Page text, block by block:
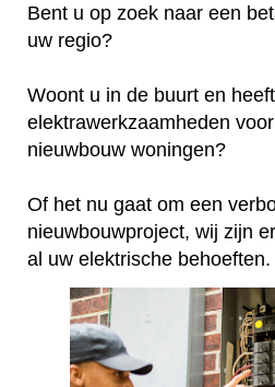
Bent u op zoek naar een
uw regio?
Woont u in de buurt en
elektrawerkzaamheden
nieuwbouw woningen?
Of het nu gaat om een
nieuwbouwproject, wij zijn
al uw elektrische behoeften.